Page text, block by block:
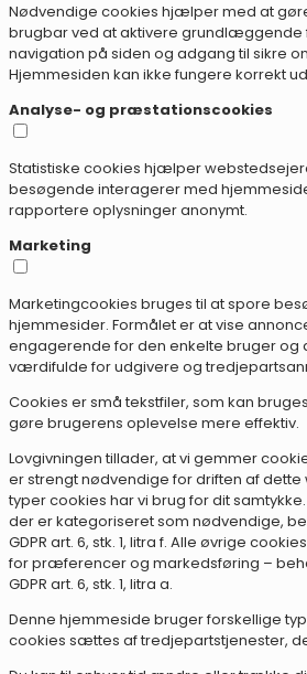
Nødvendige cookies hjælper med at
brugbar ved at aktivere grundlæggende
navigation på siden og adgang til sikre
Hjemmesiden kan ikke fungere korrekt
Analyse- og præstationscookies
Statistiske cookies hjælper
besøgende interagerer med
rapportere oplysninger anonymt.
Marketing
Marketingcookies bruges til at spore
hjemmesider. Formålet er at vise
engagerende for den enkelte bruger og
værdifulde for udgivere og
Cookies er små tekstfiler, som kan
gøre brugerens oplevelse mere effektiv.
Lovgivningen tillader, at vi gemmer
er strengt nødvendige for driften af dette
typer cookies har vi brug for dit
der er kategoriseret som nødvendige,
GDPR art. 6, stk. 1, litra f. Alle øvrige
for præferencer og markedsføring –
GDPR art. 6, stk. 1, litra a.
Denne hjemmeside bruger forskellige
cookies sættes af tredjepartstjenester,